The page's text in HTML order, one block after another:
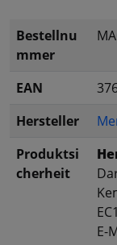
Bestellnu
mmer
EAN
Hersteller
Produktsi
cherheit
E-